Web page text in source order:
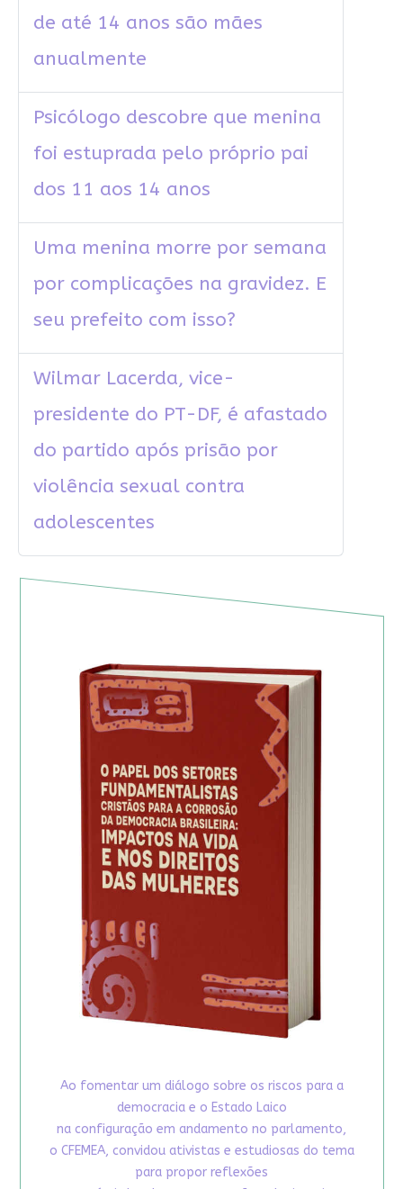
de até 14 anos são mães
anualmente
Psicólogo descobre que menina
foi estuprada pelo próprio pai
dos 11 aos 14 anos
Uma menina morre por semana
por complicações na gravidez. E
seu prefeito com isso?
Wilmar Lacerda, vice-
presidente do PT-DF, é afastado
do partido após prisão por
violência sexual contra
adolescentes
Ao fomentar um diálogo sobre os riscos para a
democracia e o Estado Laico
na configuração em andamento no parlamento,
o CFEMEA, convidou ativistas e estudiosas do tema
para propor reflexões